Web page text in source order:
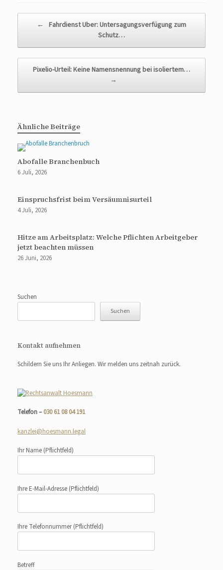
← Fahrdienst Uber: Untersagungsverfügung zum
Schutz…
Pixelio-Urteil: Keine Namensnennung bei isoliertem…
→
Ähnliche Beiträge
Abofalle Branchenbuch
6 Juli, 2026
Einspruchsfrist beim Versäumnisurteil
4 Juli, 2026
Hitze am Arbeitsplatz: Welche Pflichten Arbeitgeber
jetzt beachten müssen
26 Juni, 2026
Suchen
Suchen
Kontakt aufnehmen
Schildern Sie uns Ihr Anliegen. Wir melden uns zeitnah zurück.
Telefon –030 61 08 04 191
kanzlei@hoesmann.legal
Ihr Name (Pflichtfeld)
Ihre E-Mail-Adresse (Pflichtfeld)
Ihre Telefonnummer(Pflichtfeld)
Betreff